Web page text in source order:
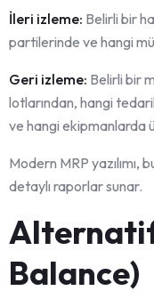
İleri izleme: Belirli bir
partilerinde ve hangi
Geri izleme: Belirli bir
lotlarından, hangi
ve hangi ekipmanlarda
Modern MRP yazılımı,
detaylı raporlar sunar.
Alternatif
Balance)